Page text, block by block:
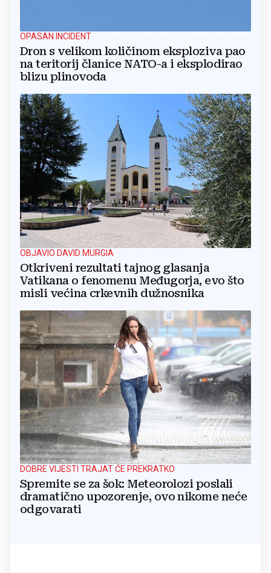
OPASAN INCIDENT
Dron s velikom količinom eksploziva pao
na teritorij članice NATO-a i eksplodirao
blizu plinovoda
OBJAVIO DAVID MURGIA
Otkriveni rezultati tajnog glasanja
Vatikana o fenomenu Međugorja, evo što
misli većina crkevnih dužnosnika
DOBRE VIJESTI TRAJAT ĆE PREKRATKO
Spremite se za šok: Meteorolozi poslali
dramatično upozorenje, ovo nikome neće
odgovarati